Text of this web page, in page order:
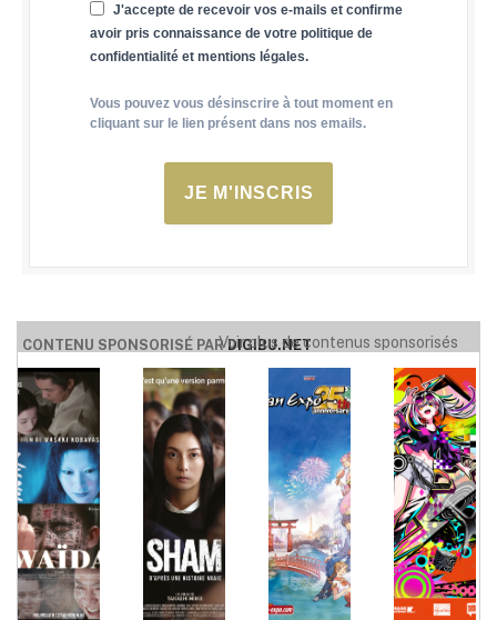
J'accepte de recevoir vos e-mails et confirme
avoir pris connaissance de votre politique de
confidentialité et mentions légales.
Vous pouvez vous désinscrire à tout moment en
cliquant sur le lien présent dans nos emails.
JE M'INSCRIS
CONTENU SPONSORISÉ PARDIGIBU.NET
Voir plus de contenus sponsorisés